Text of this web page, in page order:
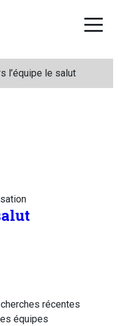
l’équipe le salut
récentes
équipes